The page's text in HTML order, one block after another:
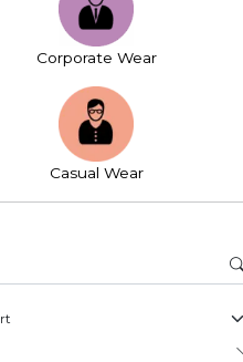
Corporate Wear
Casual Wear